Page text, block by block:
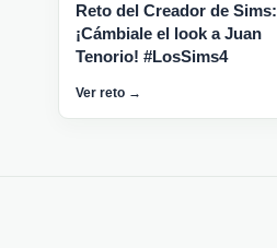
Reto del Creador de Sims:
¡Cámbiale el look a Juan
Tenorio! #LosSims4
Ver reto →